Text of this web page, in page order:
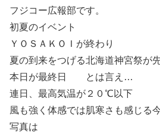
フジコー広報部です。
初夏のイベント
ＹＯＳＡＫＯＩが終わり
夏の到来をつげる北海道神宮祭が
本日が最終日 とは言え…
連日、最高気温が２０℃以下
風も強く体感では肌寒さも感じる
写真は